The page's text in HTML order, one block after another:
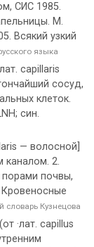
СИС 1985.
М.
Всякий узкий
языка
capillaris
сосуд,
клеток.
син.
— волосной]
каналом. 2.
порами почвы,
словарь Кузнецова
·лат. capillus